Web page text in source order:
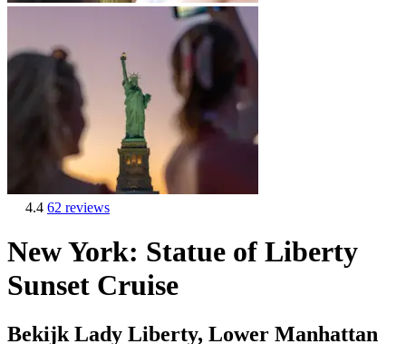
4.4 62 reviews
New York: Statue of Liberty
Sunset Cruise
Bekijk Lady Liberty, Lower Manhattan